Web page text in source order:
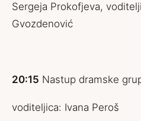
Sergeja Prokofjeva,
Gvozdenović
20:15 Nastup dramske
voditeljica: Ivana Peroš